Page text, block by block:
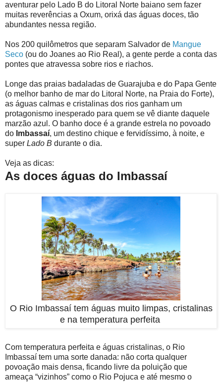
aventurar pelo Lado B do Litoral Norte baiano sem fazer
muitas reverências a Oxum, orixá das águas doces, tão
abundantes nessa região.
Nos 200 quilômetros que separam Salvador de Mangue
Seco (ou do Joanes ao Rio Real), a gente perde a conta das
pontes que atravessa sobre rios e riachos.
Longe das praias badaladas de Guarajuba e do Papa Gente
(o melhor banho de mar do Litoral Norte, na Praia do Forte),
as águas calmas e cristalinas dos rios ganham um
protagonismo inesperado para quem se vê diante daquele
marzão azul. O banho doce é a grande estrela no povoado
do Imbassaí, um destino chique e fervidíssimo, à noite, e
super Lado B durante o dia.
Veja as dicas:
As doces águas do Imbassaí
O Rio Imbassaí tem águas muito limpas, cristalinas
e na temperatura perfeita
Com temperatura perfeita e águas cristalinas, o Rio
Imbassaí tem uma sorte danada: não corta qualquer
povoação mais densa, ficando livre da poluição que
ameaça “vizinhos” como o Rio Pojuca e até mesmo o